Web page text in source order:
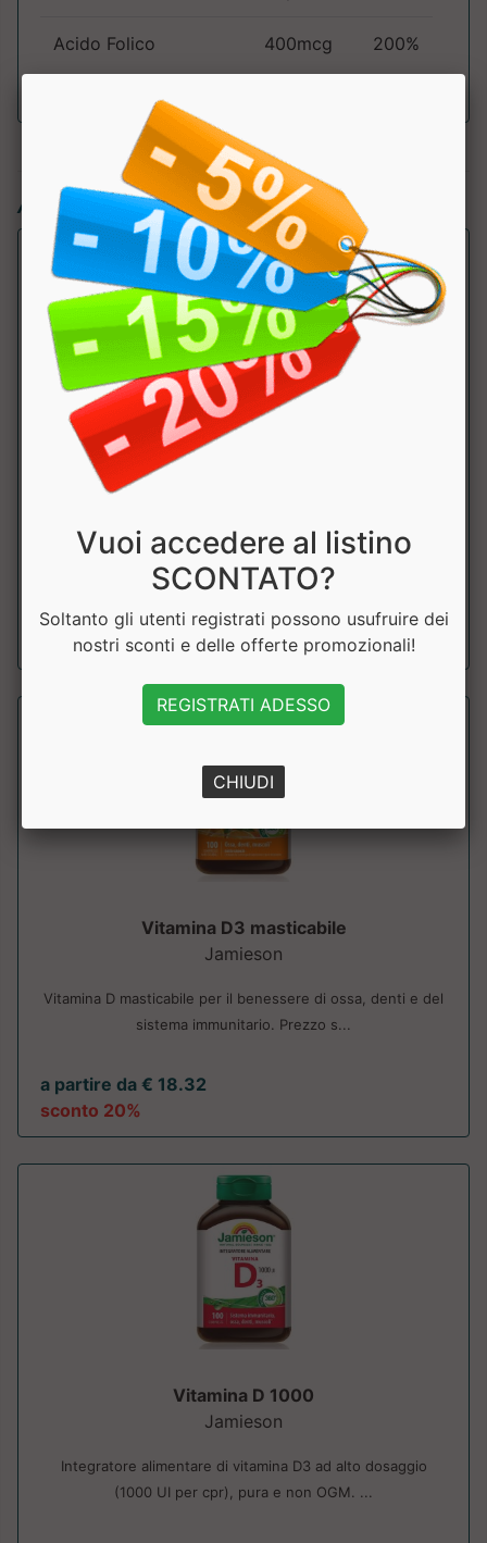
Acido Folico 400mcg 200%
Articoli simili:
B Complex Vitamin C and Zinc
Complesso vitaminico B con aggiunta di Vitamina C e Zinco.
Ideale per sostenere il metabol...
a partire da € 19.49
sconto 25.01%
Vitamina D3 masticabile
Jamieson
Vitamina D masticabile per il benessere di ossa, denti e del
sistema immunitario. Prezzo s...
a partire da € 18.32
sconto 20%
Vitamina D 1000
Jamieson
Integratore alimentare di vitamina D3 ad alto dosaggio
(1000 UI per cpr), pura e non OGM. ...
Vuoi accedere al listino
SCONTATO?
Soltanto gli utenti registrati possono usufruire dei
nostri sconti e delle offerte promozionali!
REGISTRATI ADESSO
CHIUDI